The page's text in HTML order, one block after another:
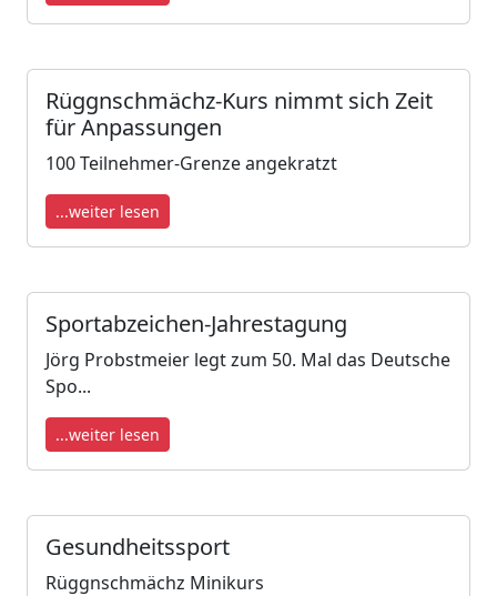
Rüggnschmächz-Kurs nimmt sich Zeit
für Anpassungen
100 Teilnehmer-Grenze angekratzt
...weiter lesen
Sportabzeichen-Jahrestagung
Jörg Probstmeier legt zum 50. Mal das Deutsche
Spo...
...weiter lesen
Gesundheitssport
Rüggnschmächz Minikurs